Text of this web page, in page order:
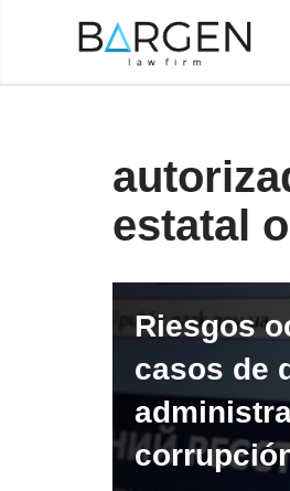
estatal
Riesgos
casos de